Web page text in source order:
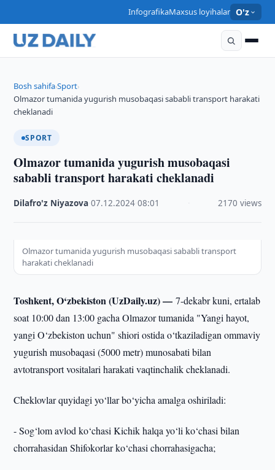
InfografikaMaxsus loyihalar O'z
Bosh sahifa›Sport›
Olmazor tumanida yugurish musobaqasi sababli transport harakati
cheklanadi
SPORT
Olmazor tumanida yugurish musobaqasi
sababli transport harakati cheklanadi
Dilafro'z Niyazova ·07.12.2024 ·08:01 2170 views
Olmazor tumanida yugurish musobaqasi sababli transport
harakati cheklanadi
Toshkent, O‘zbekiston (UzDaily.uz) —7-dekabr kuni, ertalab
soat 10:00 dan 13:00 gacha Olmazor tumanida "Yangi hayot,
yangi O‘zbekiston uchun" shiori ostida o‘tkaziladigan ommaviy
yugurish musobaqasi (5000 metr) munosabati bilan
avtotransport vositalari harakati vaqtinchalik cheklanadi.
Cheklovlar quyidagi yo‘llar bo‘yicha amalga oshiriladi:
- Sog‘lom avlod ko‘chasi Kichik halqa yo‘li ko‘chasi bilan
chorrahasidan Shifokorlar ko‘chasi chorrahasigacha;